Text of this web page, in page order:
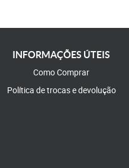
INFORMAÇÕES ÚTEIS
Como Comprar
Política de trocas e devolução